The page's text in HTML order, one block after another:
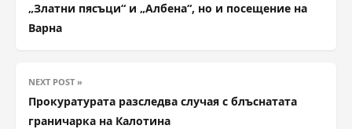
„Златни пясъци“ и „Албена“, но и посещение на
Варна
NEXT POST »
Прокуратурата разследва случая с блъснатата
граничарка на Калотина